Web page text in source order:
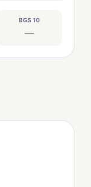
BGS 10
—